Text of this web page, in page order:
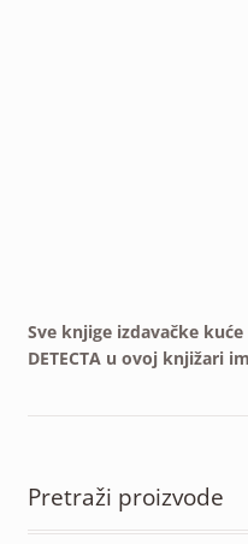
Sve knjige izdavačke kuće
DETECTA u ovoj knjižari
Pretraži proizvode